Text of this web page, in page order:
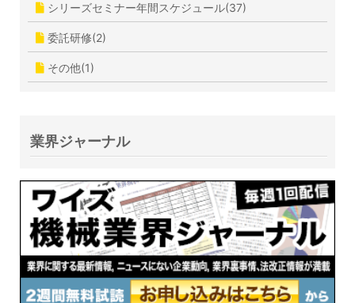
シリーズセミナー年間スケジュール(37)
委託研修(2)
その他(1)
業界ジャーナル